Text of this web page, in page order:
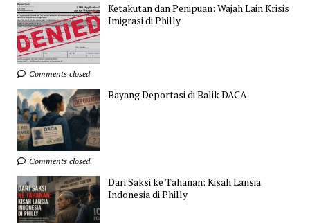
Ketakutan dan Penipuan: Wajah Lain Krisis
Imigrasi di Philly
Comments closed
Bayang Deportasi di Balik DACA
Comments closed
Dari Saksi ke Tahanan: Kisah Lansia
Indonesia di Philly